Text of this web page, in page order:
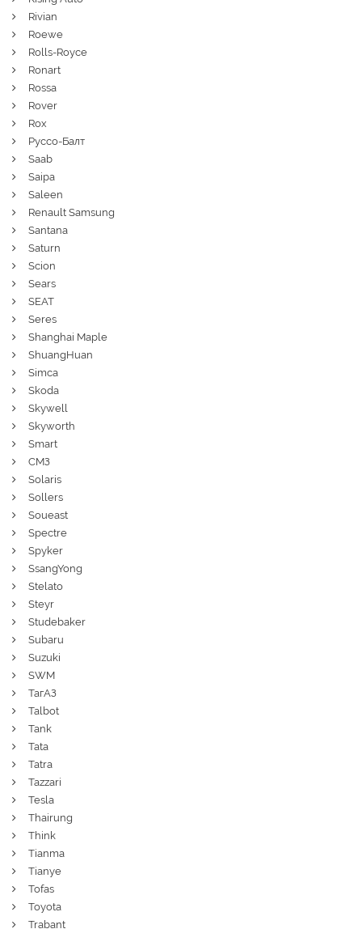
Rivian
Roewe
Rolls-Royce
Ronart
Rossa
Rover
Rox
Руссо-Балт
Saab
Saipa
Saleen
Renault Samsung
Santana
Saturn
Scion
Sears
SEAT
Seres
Shanghai Maple
ShuangHuan
Simca
Skoda
Skywell
Skyworth
Smart
СМЗ
Solaris
Sollers
Soueast
Spectre
Spyker
SsangYong
Stelato
Steyr
Studebaker
Subaru
Suzuki
SWM
ТагАЗ
Talbot
Tank
Tata
Tatra
Tazzari
Tesla
Thairung
Think
Tianma
Tianye
Tofas
Toyota
Trabant